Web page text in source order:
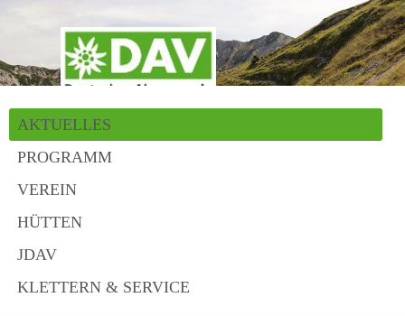
AKTUELLES
PROGRAMM
VEREIN
HÜTTEN
JDAV
KLETTERN & SERVICE